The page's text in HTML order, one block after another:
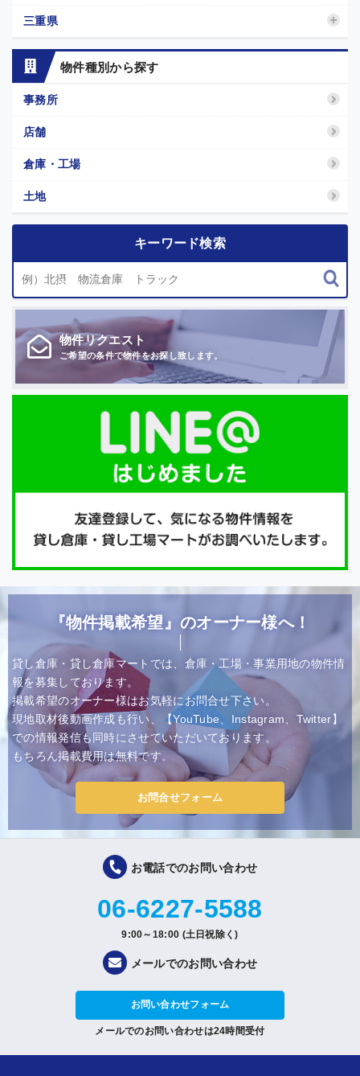
三重県
物件種別から探す
事務所
店舗
倉庫・工場
土地
キーワード検索
物件リクエスト
ご希望の条件で物件をお探し致します。
『物件掲載希望』のオーナー様へ！
貸し倉庫・貸し倉庫マートでは、倉庫・工場・事業用地の物件情
報を募集しております。
掲載希望のオーナー様はお気軽にお問合せ下さい。
現地取材後動画作成も行い、【YouTube、Instagram、Twitter】
での情報発信も同時にさせていただいております。
もちろん掲載費用は無料です。
お問合せフォーム
お電話でのお問い合わせ
06-6227-5588
9:00～18:00 (土日祝除く)
メールでのお問い合わせ
お問い合わせフォーム
メールでのお問い合わせは24時間受付